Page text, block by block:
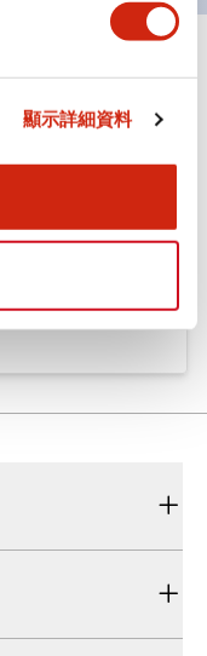
顯示詳細資料